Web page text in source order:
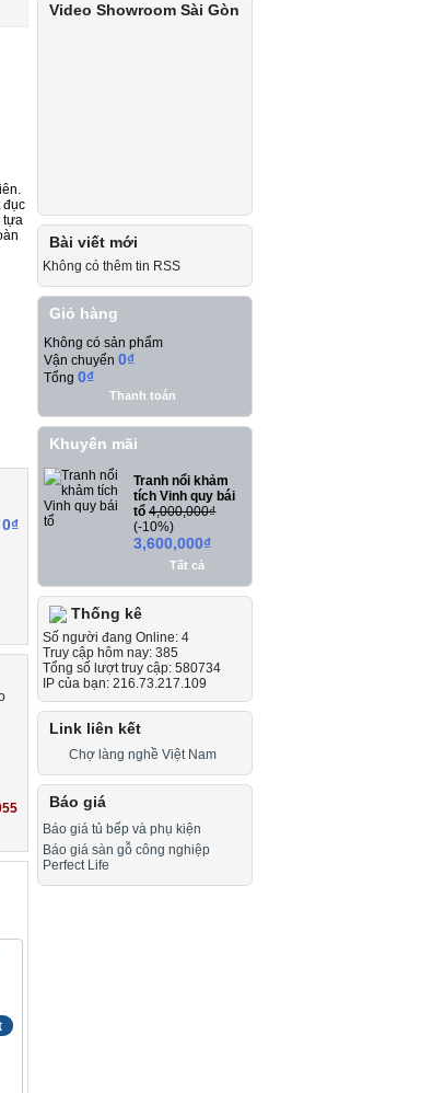
đục
tựa
0₫
Video Showroom Sài Gòn
Bài viết mới
Không có thêm tin RSS
Giỏ hàng
Không có sản phẩm
Vận chuyển 0₫
Tổng 0₫
Thanh toán
Khuyến mãi
Tranh nổi khảm
tích Vinh quy bái
tổ 4,000,000₫
(-10%)
3,600,000₫
Tất cả
Thống kê
Số người đang Online: 4
Truy cập hôm nay: 385
Tổng số lượt truy cập: 580734
IP của bạn: 216.73.217.109
Link liên kết
Chợ làng nghề Việt Nam
Báo giá
Báo giá tủ bếp và phụ kiện
Báo giá sàn gỗ công nghiệp
Perfect Life